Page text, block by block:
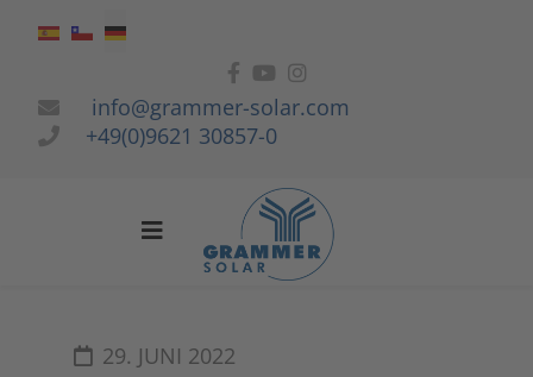
Sprache auswählen
info@grammer-solar.com
+49(0)9621 30857-0
29. JUNI 2022